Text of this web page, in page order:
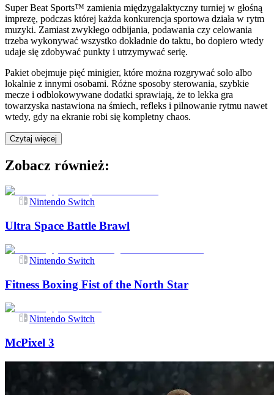
Super Beat Sports™ zamienia międzygalaktyczny turniej w głośną
imprezę, podczas której każda konkurencja sportowa działa w rytm
muzyki. Zamiast zwykłego odbijania, podawania czy celowania
trzeba wykonywać wszystko dokładnie do taktu, bo dopiero wtedy
udaje się zdobywać punkty i utrzymywać serię.
Pakiet obejmuje pięć minigier, które można rozgrywać solo albo
lokalnie z innymi osobami. Różne sposoby sterowania, szybkie
mecze i odblokowywane dodatki sprawiają, że to lekka gra
towarzyska nastawiona na śmiech, refleks i pilnowanie rytmu nawet
wtedy, gdy na ekranie robi się kompletny chaos.
Czytaj więcej
Zobacz również:
Nintendo Switch
Ultra Space Battle Brawl
Nintendo Switch
Fitness Boxing Fist of the North Star
Nintendo Switch
McPixel 3